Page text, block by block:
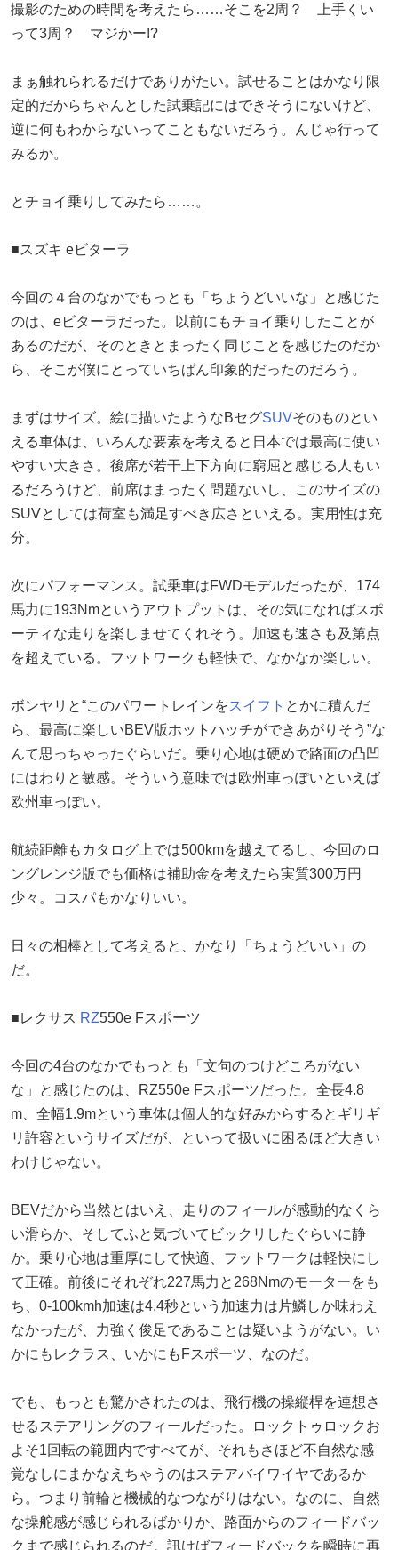
撮影のための時間を考えたら……そこを2周？ 上手くい
って3周？ マジかー!?
まぁ触れられるだけでありがたい。試せることはかなり限
定的だからちゃんとした試乗記にはできそうにないけど、
逆に何もわからないってこともないだろう。んじゃ行って
みるか。
とチョイ乗りしてみたら……。
■スズキ eビターラ
今回の４台のなかでもっとも「ちょうどいいな」と感じた
のは、eビターラだった。以前にもチョイ乗りしたことが
あるのだが、そのときとまったく同じことを感じたのだか
ら、そこが僕にとっていちばん印象的だったのだろう。
まずはサイズ。絵に描いたようなBセグSUVそのものとい
える車体は、いろんな要素を考えると日本では最高に使い
やすい大きさ。後席が若干上下方向に窮屈と感じる人もい
るだろうけど、前席はまったく問題ないし、このサイズの
SUVとしては荷室も満足すべき広さといえる。実用性は充
分。
次にパフォーマンス。試乗車はFWDモデルだったが、174
馬力に193Nmというアウトプットは、その気になればスポ
ーティな走りを楽しませてくれそう。加速も速さも及第点
を超えている。フットワークも軽快で、なかなか楽しい。
ボンヤリと“このパワートレインをスイフト とかに積んだ
ら、最高に楽しいBEV版ホットハッチができあがりそう”な
んて思っちゃったぐらいだ。乗り心地は硬めで路面の凸凹
にはわりと敏感。そういう意味では欧州車っぽいといえば
欧州車っぽい。
航続距離もカタログ上では500kmを越えてるし、今回のロ
ングレンジ版でも価格は補助金を考えたら実質300万円
少々。コスパもかなりいい。
日々の相棒として考えると、かなり「ちょうどいい」の
だ。
■レクサス RZ550e Fスポーツ
今回の4台のなかでもっとも「文句のつけどころがない
な」と感じたのは、RZ550e Fスポーツだった。全長4.8
m、全幅1.9mという車体は個人的な好みからするとギリギ
リ許容というサイズだが、といって扱いに困るほど大きい
わけじゃない。
BEVだから当然とはいえ、走りのフィールが感動的なくら
い滑らか、そしてふと気づいてビックリしたぐらいに静
か。乗り心地は重厚にして快適、フットワークは軽快にし
て正確。前後にそれぞれ227馬力と268Nmのモーターをも
ち、0-100kmh加速は4.4秒という加速力は片鱗しか味わえ
なかったが、力強く俊足であることは疑いようがない。い
かにもレクラス、いかにもFスポーツ、なのだ。
でも、もっとも驚かされたのは、飛行機の操縦桿を連想さ
せるステアリングのフィールだった。ロックトゥロックお
よそ1回転の範囲内ですべてが、それもさほど不自然な感
覚なしにまかなえちゃうのはステアバイワイヤであるか
ら。つまり前輪と機械的なつながりはない。なのに、自然
な操舵感が感じられるばかりか、路面からのフィードバッ
クまで感じられるのだ。訊けばフィードバックを瞬時に再